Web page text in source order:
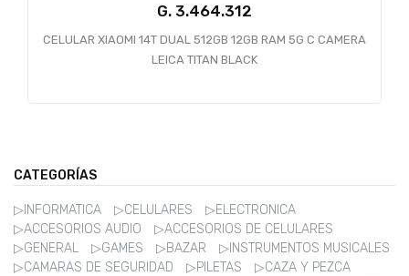
G.
CELULAR XIAOMI 14T DUAL 512GB 12GB RAM 5G C CAMERA
LEICA TITAN BLACK
CATEGORÍAS
▷INFORMATICA ▷CELULARES
▷ELECTRONICA
▷ACCESORIOS AUDIO
▷ACCESORIOS DE CELULARES
▷GENERAL
▷GAMES ▷BAZAR
▷INSTRUMENTOS MUSICALES
▷CAMARAS DE SEGURIDAD
▷PILETAS
▷CAZA Y PEZCA